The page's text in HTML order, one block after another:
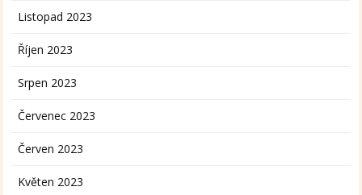
Listopad 2023
Říjen 2023
Srpen 2023
Červenec 2023
Červen 2023
Květen 2023